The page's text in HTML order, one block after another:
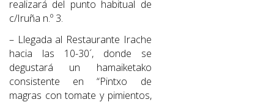
realizará del punto habitual de
c/Iruña n.º 3.
– Llegada al Restaurante Irache
hacia las 10-30´, donde se
degustará un hamaiketako
consistente en “Pintxo de
magras con tomate y pimientos,